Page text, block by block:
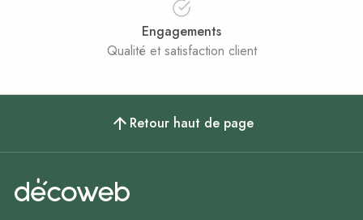
Engagements
Qualité et satisfaction client
Retour haut de page